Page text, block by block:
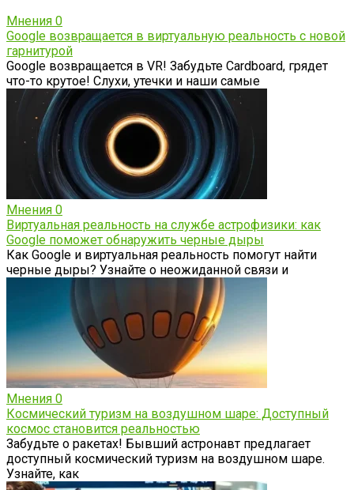
Мнения 0
Google возвращается в виртуальную реальность с новой
гарнитурой
Google возвращается в VR! Забудьте Cardboard, грядет
что-то крутое! Слухи, утечки и наши самые
Мнения 0
Виртуальная реальность на службе астрофизики: как
Google поможет обнаружить черные дыры
Как Google и виртуальная реальность помогут найти
черные дыры? Узнайте о неожиданной связи и
Мнения 0
Космический туризм на воздушном шаре: Доступный
космос становится реальностью
Забудьте о ракетах! Бывший астронавт предлагает
доступный космический туризм на воздушном шаре.
Узнайте, как